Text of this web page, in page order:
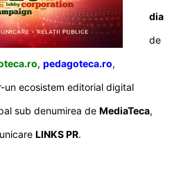
dia
de
, pedagoteca.ro,
ecosistem editorial digital
sub denumirea de MediaTeca,
LINKS PR.